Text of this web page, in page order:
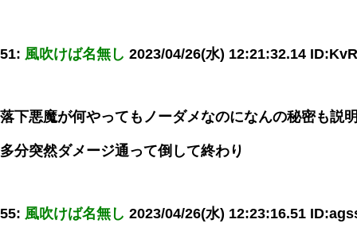
51: 風吹けば名無し 2023/04/26(水) 12:21:32.14
落下悪魔が何やってもノーダメなのになんの秘密も説
多分突然ダメージ通って倒して終わり
55: 風吹けば名無し 2023/04/26(水) 12:23:16.51